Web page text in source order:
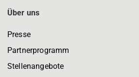
Über uns
Presse
Partnerprogramm
Stellenangebote